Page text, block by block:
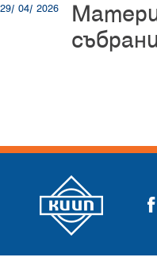
29/ 04/ 2026